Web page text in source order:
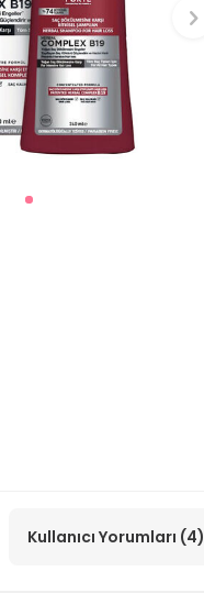
Kullanıcı Yorumları (4)